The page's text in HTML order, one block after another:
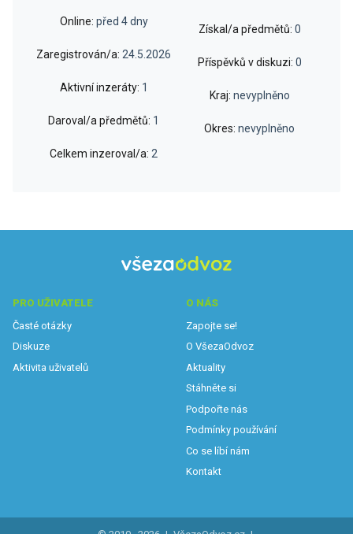
Online: před 4 dny
Zaregistrován/a: 24.5.2026
Aktivní inzeráty: 1
Daroval/a předmětů: 1
Celkem inzeroval/a: 2
Získal/a předmětů: 0
Příspěvků v diskuzi: 0
Kraj: nevyplněno
Okres: nevyplněno
PRO UŽIVATELE
Časté otázky
Diskuze
Aktivita uživatelů
O NÁS
Zapojte se!
O VšezaOdvoz
Aktuality
Stáhněte si
Podpořte nás
Podmínky používání
Co se líbí nám
Kontakt